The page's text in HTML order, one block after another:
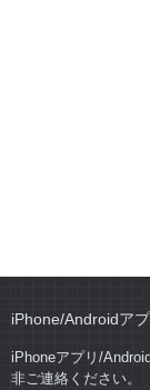
iPhone/Androidア
iPhoneアプリ/
非ご連絡ください。